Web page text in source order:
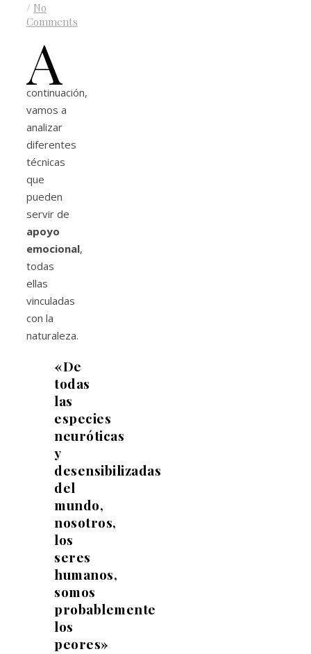
/ No
Comments
A
continuación,
vamos a
analizar
diferentes
técnicas
que
pueden
servir de
apoyo
emocional,
todas
ellas
vinculadas
con la
naturaleza.
«De
todas
las
especies
neuróticas
y
desensibilizadas
del
mundo,
nosotros,
los
seres
humanos,
somos
probablemente
los
peores»